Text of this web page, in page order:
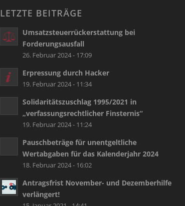
LETZTE BEITRÄGE
Umsatzsteuerrückerstattung bei
Forderungsausfall
26. Februar 2024 - 17:09
Erpressung durch Hacker
19. Februar 2024 - 11:34
Solidaritätszuschlag 1995/2021 in
„verfassungsrechtlicher Finsternis“
19. Februar 2024 - 11:24
Pauschbeträge für unentgeltliche
Wertabgaben für das Kalenderjahr 2024
18. Februar 2024 - 16:02
Antragsfrist November- und Dezemberhilfe
verlängert!